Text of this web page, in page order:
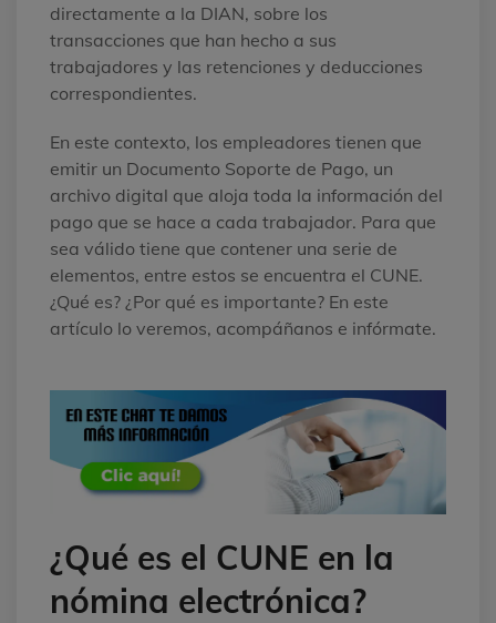
directamente a la DIAN, sobre los
transacciones que han hecho a sus
trabajadores y las retenciones y deducciones
correspondientes.
En este contexto, los empleadores tienen que
emitir un Documento Soporte de Pago, un
archivo digital que aloja toda la información del
pago que se hace a cada trabajador. Para que
sea válido tiene que contener una serie de
elementos, entre estos se encuentra el CUNE.
¿Qué es? ¿Por qué es importante? En este
artículo lo veremos, acompáñanos e infórmate.
¿Qué es el CUNE en la
nómina electrónica?